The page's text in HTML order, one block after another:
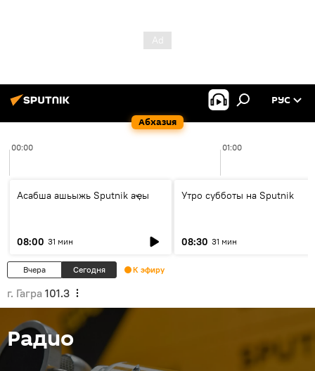
Абхазия
РУС
00:00 01:00
Асабша ашьыжь Sputnik аҿы
08:00 31 мин
Утро субботы на Sputnik
08:30 31 мин
Вчера Сегодня К эфиру
г. Гагра 101.3
Радио